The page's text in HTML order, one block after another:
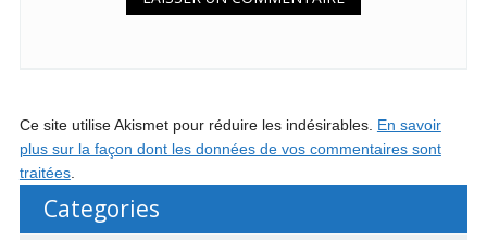
Ce site utilise Akismet pour réduire les indésirables. En savoir
plus sur la façon dont les données de vos commentaires sont
traitées.
Categories